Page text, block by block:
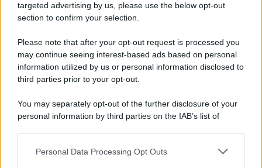
targeted advertising by us, please use the below opt-out
section to confirm your selection.
Please note that after your opt-out request is processed you
may continue seeing interest-based ads based on personal
information utilized by us or personal information disclosed to
third parties prior to your opt-out.
You may separately opt-out of the further disclosure of your
personal information by third parties on the IAB’s list of
This information may also be disclosed by us to third parties
Personal Data Processing Opt Outs
Gossip e TV è un sito di MASTE S.r.l.
viale Luigi Majno n. 21 - 20129 Milano (MI)
P.Iva 10909580960
Categorie
Gossip